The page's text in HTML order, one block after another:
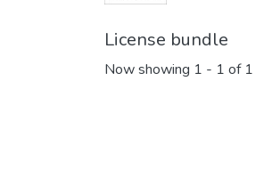
License bundle
Now showing 1 - 1 of 1